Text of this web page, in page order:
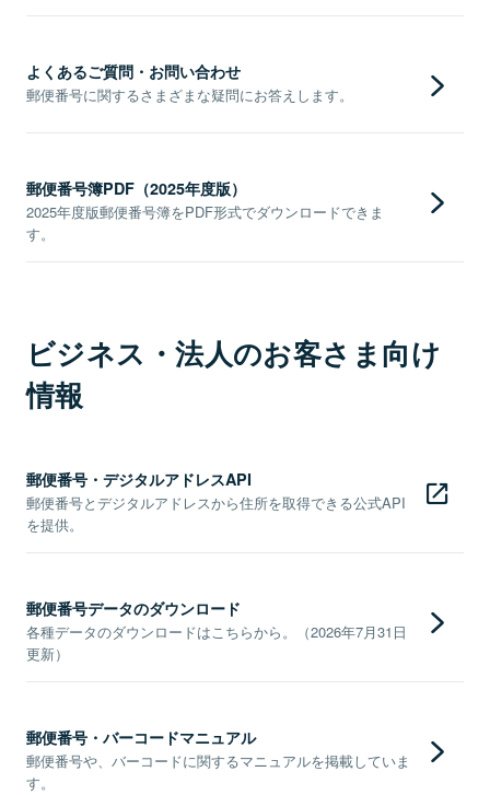
よくあるご質問・お問い合わせ
郵便番号に関するさまざまな疑問にお答えします。
郵便番号簿PDF（2025年度版）
2025年度版郵便番号簿をPDF形式でダウンロードできま
す。
ビジネス・法人のお客さま向け
情報
郵便番号・デジタルアドレスAPI
郵便番号とデジタルアドレスから住所を取得できる公式API
を提供。
郵便番号データのダウンロード
各種データのダウンロードはこちらから。（2026年7月31日
更新）
郵便番号・バーコードマニュアル
郵便番号や、バーコードに関するマニュアルを掲載していま
す。